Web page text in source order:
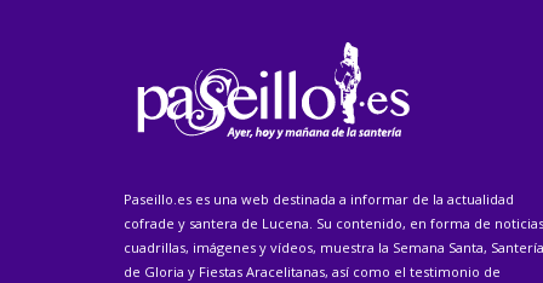
Paseillo.es es una web destinada a informar de la actualidad
cofrade y santera de Lucena. Su contenido, en forma de
cuadrillas, imágenes y vídeos, muestra la Semana Santa,
de Gloria y Fiestas Aracelitanas, así como el testimonio de